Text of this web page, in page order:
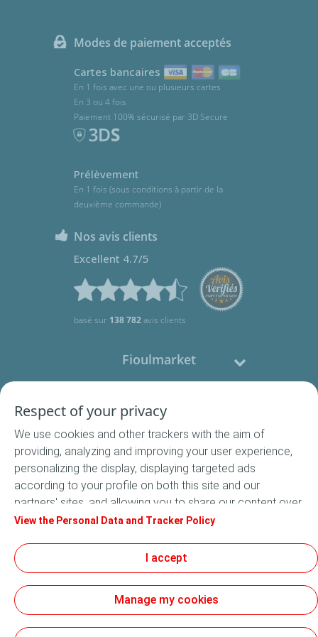
Modes de paiement acceptés
Cartes bancaires
En 1 fois avec une ou plusieurs cartes
En 3 ou 4 fois
Paiement 100% sécurisé par 3D Secure
Prélèvement
En 1 fois (sous conditions à partir de la
deuxième commande)
Nos avis clients
Excellent 4.7/5
basé sur 138 782avis clients
Fioulmarket
Nous contacter
Suivez-nous
Conditions Générales de Vente
Mentions légales
Données Personnelles
Cookies
Respect of your privacy
We use cookies and other trackers with the aim of
providing, analyzing and improving your user experience,
personalizing the display, displaying targeted ads
according to your profile on both this site and our
partners' sites, and allowing you to share our content over
social media. In accordance with French legislation,
default. You can change your cookie settings at any time
by clicking on the "Manage my cookies" button. By clicking
on the "Accept" button, you agree that we may store all
cookies on your device. If you click on "Decline", only the
View the Personal Data and Tracker Policy
I accept
Manage my cookies